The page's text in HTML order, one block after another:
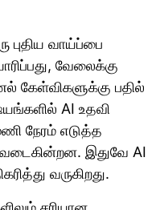
புதிய வாய்ப்பை
வேலைக்கு
கேள்விகளுக்கு பதில்
AI உதவி
நேரம் எடுத்த
இதுவே AI
வருகிறது.